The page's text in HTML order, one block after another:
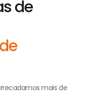
de
mais de